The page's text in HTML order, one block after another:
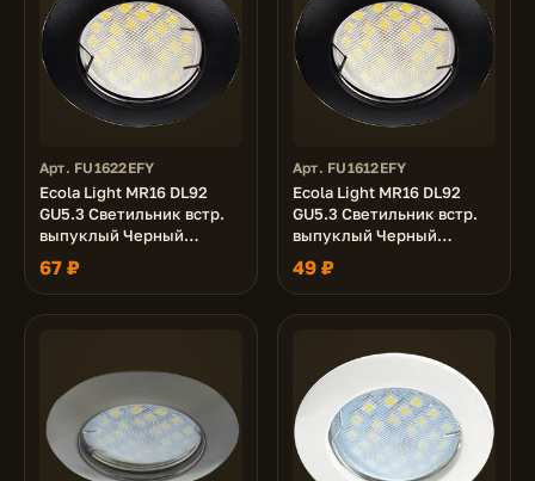
Арт. FU1622EFY
Ecola Light MR16 DL92
GU5.3 Светильник встр.
выпуклый Черный
матовый 30x80 - 2pack
(кd74)
67 ₽
Арт. FU1612EFY
Ecola Light MR16 DL92
GU5.3 Светильник встр.
выпуклый Черный
матовый 30x80 (кd74)
49 ₽